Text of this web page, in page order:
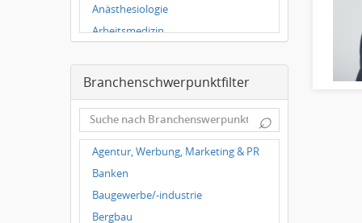
Duisburg
Anästhesiologie
Arbeitsmedizin
Chirurgie
Frauenheilkunde, Geburtshilfe
Hals-Nasen-Ohrenheilkunde
Hautkrankheiten,
Geschlechtskrankheiten
Hygienemedizin, Umweltmedizin
Innere Medizin
Branchenschwerpunktfilter
⌕
Agentur, Werbung, Marketing & PR
Banken
Baugewerbe/-industrie
Bergbau